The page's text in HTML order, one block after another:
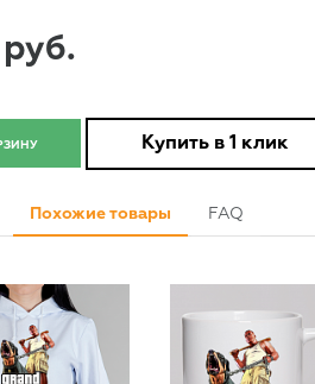
Купить в 1 клик
Похожие товары FAQ